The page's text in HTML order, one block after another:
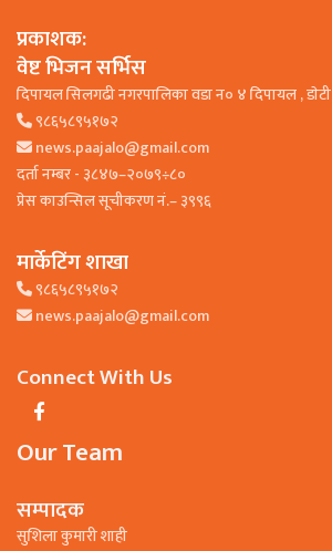
प्रकाशक:
वेष्ट भिजन सर्भिस
दिपायल सिलगढी नगरपालिका वडा न० ४ दिपायल , डाेटी
९८६५८९५१७२
news.paajalo@gmail.com
दर्ता नम्बर - ३८४७–२०७९÷८०
प्रेस काउन्सिल सूचीकरण नं.– ३९९६
मार्केटिंग शाखा
९८६५८९५१७२
news.paajalo@gmail.com
Connect With Us
Our Team
सम्पादक
सुशिला कुमारी शाही